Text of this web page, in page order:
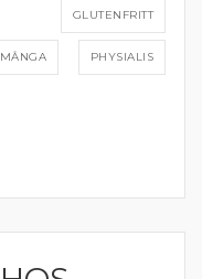
GLUTENFRITT
PHYSIALIS